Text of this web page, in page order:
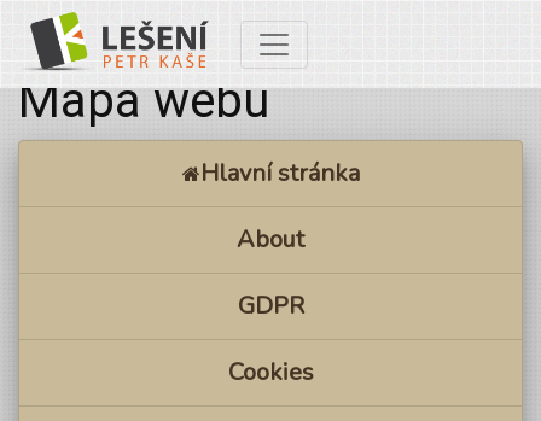
Toggle navigation
Mapa webu
Hlavní stránka
About
GDPR
Cookies